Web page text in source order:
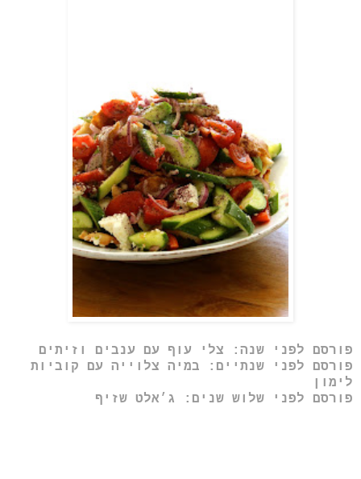
פורסם לפני שנה: צלי עוף עם ענבים וזיתים
פורסם לפני שנתיים: במיה צלוייה עם קוביות
לימון
פורסם לפני שלוש שנים:
ג׳אלט שזיף